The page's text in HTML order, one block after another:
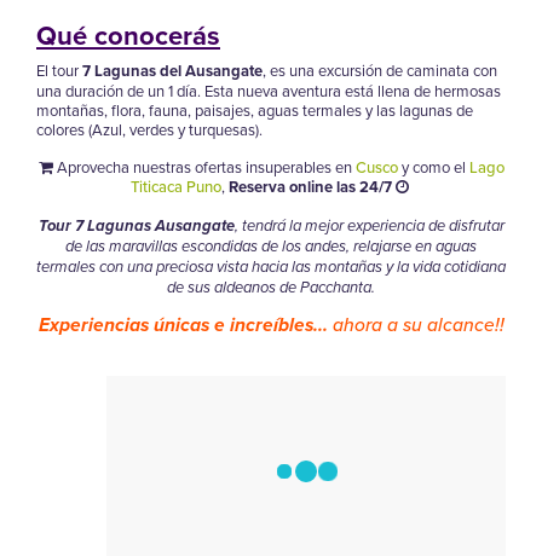
Qué conocerás
El tour7 Lagunas del Ausangate, es una excursión de caminata con
una duración de un 1 día. Esta nueva aventura está llena de hermosas
montañas, flora, fauna, paisajes, aguas termales y las lagunas de
colores (Azul, verdes y turquesas).
Aprovecha nuestras ofertas insuperables enCuscoy como el Lago
Titicaca Puno,Reserva online las 24/7
Tour 7 Lagunas Ausangate, tendrá la mejor experiencia de disfrutar
de las maravillas escondidas de los andes, relajarse en aguas
termales con una preciosa vista hacia las montañas y la vida cotidiana
de sus aldeanos de Pacchanta.
Experiencias únicas e increíbles... ahora a su alcance!!